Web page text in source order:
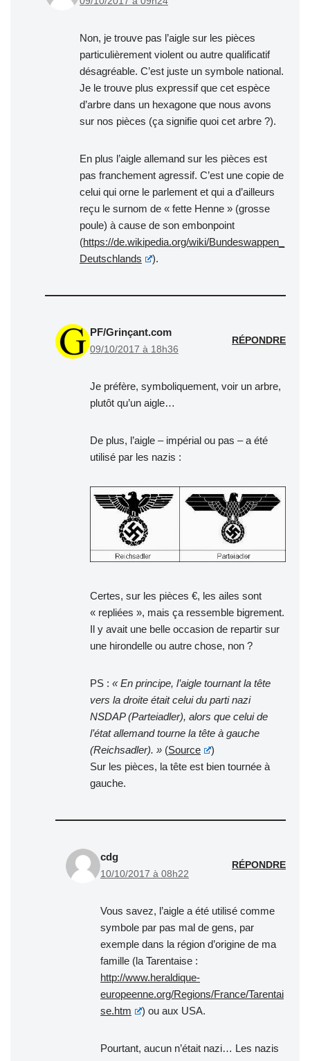
Non, je trouve pas l’aigle sur les pièces
particulièrement violent ou autre qualificatif
désagréable. C’est juste un symbole national.
Je le trouve plus expressif que cet espèce
d’arbre dans un hexagone que nous avons
sur nos pièces (ça signifie quoi cet arbre ?).
En plus l’aigle allemand sur les pièces est
pas franchement agressif. C’est une copie de
celui qui orne le parlement et qui a d’ailleurs
reçu le surnom de « fette Henne » (grosse
poule) à cause de son embonpoint
(https://de.wikipedia.org/wiki/Bundeswappen_
Deutschlands
).
PF/Grinçant.com
09/10/2017 à 18h36
RÉPONDRE
Je préfère, symboliquement, voir un arbre,
plutôt qu’un aigle…
De plus, l’aigle – impérial ou pas – a été
utilisé par les nazis :
Certes, sur les pièces €, les ailes sont
« repliées », mais ça ressemble bigrement.
Il y avait une belle occasion de repartir sur
une hirondelle ou autre chose, non ?
PS : « En principe, l’aigle tournant la tête
vers la droite était celui du parti nazi
NSDAP (Parteiadler), alors que celui de
l’état allemand tourne la tête à gauche
(Reichsadler). » (Source
)
Sur les pièces, la tête est bien tournée à
gauche.
cdg
10/10/2017 à 08h22
RÉPONDRE
Vous savez, l’aigle a été utilisé comme
symbole par pas mal de gens, par
exemple dans la région d’origine de ma
famille (la Tarentaise :
http://www.heraldique-
europeenne.org/Regions/France/Tarentai
se.htm
) ou aux USA.
Pourtant, aucun n’était nazi… Les nazis